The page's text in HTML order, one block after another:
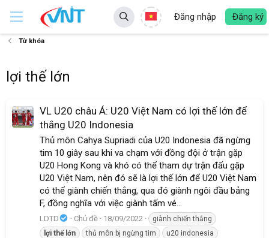
Đăng nhập Đăng ký
Từ khóa
lợi thế lớn
VL U20 châu Á: U20 Việt Nam có lợi thế lớn để
thắng U20 Indonesia
Thủ môn Cahya Supriadi của U20 Indonesia đã ngừng
tim 10 giây sau khi va chạm với đồng đội ở trận gặp
U20 Hong Kong và khó có thể tham dự trận đấu gặp
U20 Việt Nam, nên đó sẽ là lợi thế lớn để U20 Việt Nam
có thể giành chiến thắng, qua đó giành ngôi đầu bảng
F, đồng nghĩa với việc giành tấm vé...
LDTD Chủ đề 18/09/2022
giành chiến thắng
lợi thế lớn thủ môn bị ngừng tim
u20 indonesia